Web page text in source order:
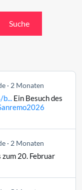
Suche
2 Monaten
Ein Besuch des
2 Monaten
20. Februar